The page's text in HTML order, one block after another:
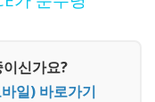
신가요?
일) 바로가기